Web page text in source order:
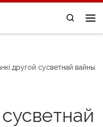
Search
другой сусветнай вайны